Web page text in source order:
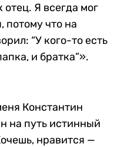
Я всегда мог
потому что на
“У кого-то есть
и братка”».
Константин
на путь истинный
нравится —